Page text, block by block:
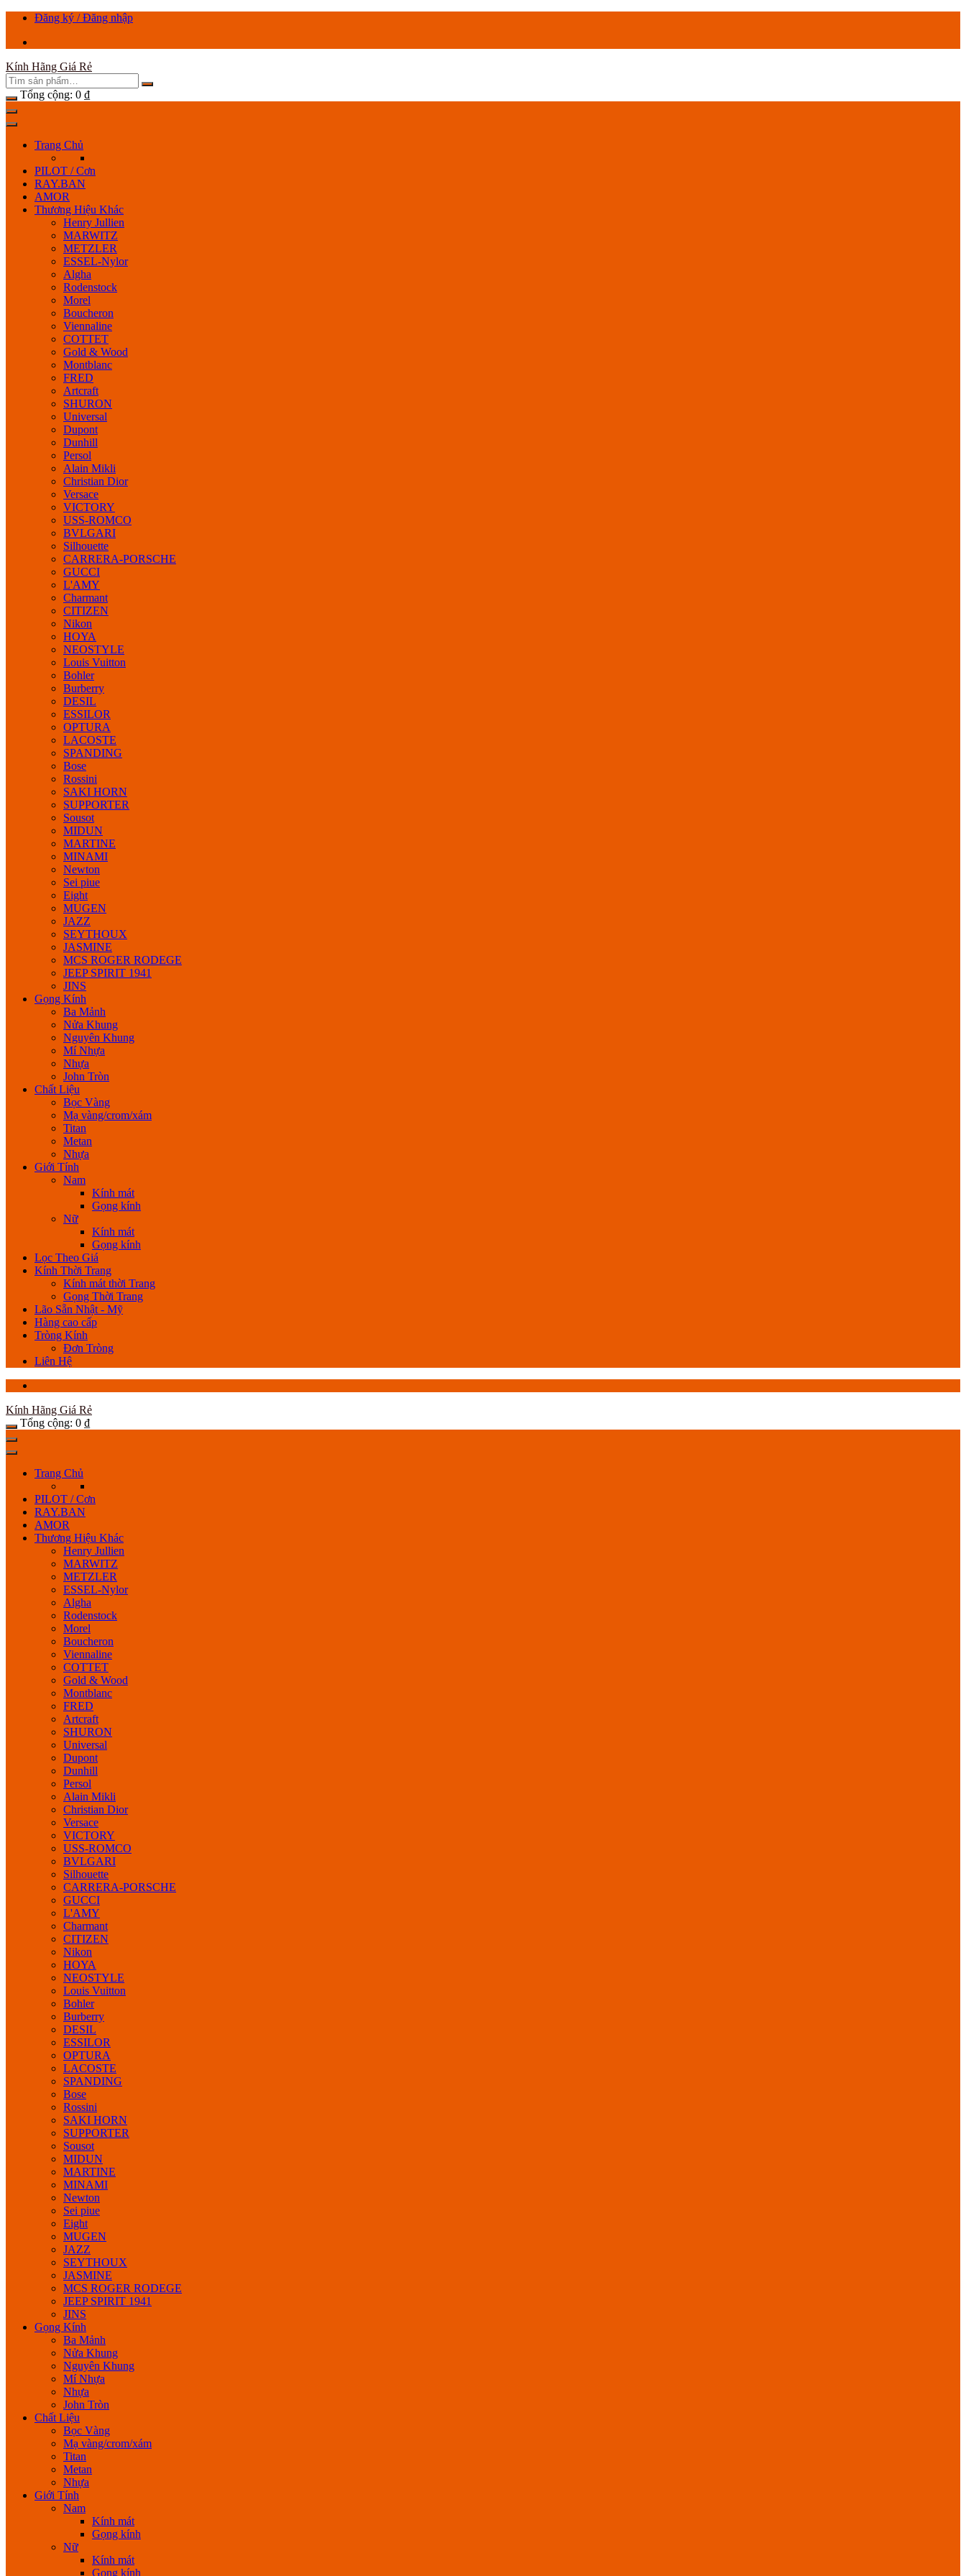
ChuyểnĐăng ký / Đăng nhập
Kính Hãng Giá Rẻ
Tổng cộng: 0 ₫
Trang Chủ
PILOT / Cơn
RAY.BAN
AMOR
Thương Hiệu Khác
Henry Jullien
MARWITZ
METZLER
ESSEL-Nylor
Algha
Rodenstock
Morel
Boucheron
Viennaline
COTTET
Gold & Wood
Montblanc
FRED
Artcraft
SHURON
Universal
Dupont
Dunhill
Persol
Alain Mikli
Christian Dior
Versace
VICTORY
USS-ROMCO
BVLGARI
Silhouette
CARRERA-PORSCHE
GUCCI
L'AMY
Charmant
CITIZEN
Nikon
HOYA
NEOSTYLE
Louis Vuitton
Bohler
Burberry
DESIL
ESSILOR
OPTURA
LACOSTE
SPANDING
Bose
Rossini
SAKI HORN
SUPPORTER
Sousot
MIDUN
MARTINE
MINAMI
Newton
Sei piue
Eight
MUGEN
JAZZ
SEYTHOUX
JASMINE
MCS ROGER RODEGE
JEEP SPIRIT 1941
JINS
Gọng Kính
Ba Mảnh
Nửa Khung
Nguyên Khung
Mí Nhựa
Nhựa
John Tròn
Chất Liệu
Bọc Vàng
Mạ vàng/crom/xám
Titan
Metan
Nhựa
Giới Tính
Nam
Kính mát
Gọng kính
Nữ
Kính mát
Gọng kính
Lọc Theo Giá
Kính Thời Trang
Kính mát thời Trang
Gọng Thời Trang
Lão Sẵn Nhật - Mỹ
Hàng cao cấp
Tròng Kính
Đơn Tròng
Liên Hệ
Kính Hãng Giá Rẻ
Tổng cộng: 0 ₫
Trang Chủ
PILOT / Cơn
RAY.BAN
AMOR
Thương Hiệu Khác
Henry Jullien
MARWITZ
METZLER
ESSEL-Nylor
Algha
Rodenstock
Morel
Boucheron
Viennaline
COTTET
Gold & Wood
Montblanc
FRED
Artcraft
SHURON
Universal
Dupont
Dunhill
Persol
Alain Mikli
Christian Dior
Versace
VICTORY
USS-ROMCO
BVLGARI
Silhouette
CARRERA-PORSCHE
GUCCI
L'AMY
Charmant
CITIZEN
Nikon
HOYA
NEOSTYLE
Louis Vuitton
Bohler
Burberry
DESIL
ESSILOR
OPTURA
LACOSTE
SPANDING
Bose
Rossini
SAKI HORN
SUPPORTER
Sousot
MIDUN
MARTINE
MINAMI
Newton
Sei piue
Eight
MUGEN
JAZZ
SEYTHOUX
JASMINE
MCS ROGER RODEGE
JEEP SPIRIT 1941
JINS
Gọng Kính
Ba Mảnh
Nửa Khung
Nguyên Khung
Mí Nhựa
Nhựa
John Tròn
Chất Liệu
Bọc Vàng
Mạ vàng/crom/xám
Titan
Metan
Nhựa
Giới Tính
Nam
Kính mát
Gọng kính
Nữ
Kính mát
Gọng kính